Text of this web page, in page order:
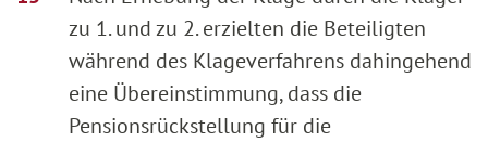
zu 1. und zu 2. erzielten die Beteiligten
während des Klageverfahrens dahingehend
eine Übereinstimmung, dass die
Pensionsrückstellung für die